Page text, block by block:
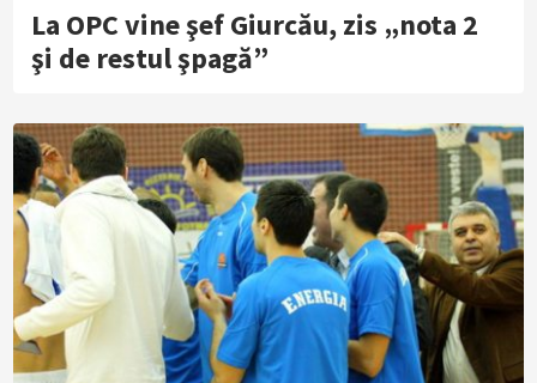
La OPC vine şef Giurcău, zis „nota 2
şi de restul şpagă”